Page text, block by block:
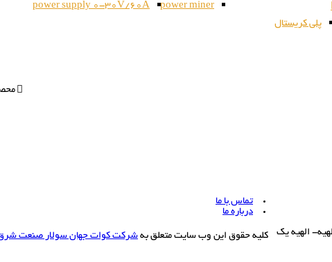
پلی کریستال
power miner
power supply 0-30V/60A
الهیه یک
تماس با ما
درباره ما
کلیه حقوق این وب سایت متعلق به شرکت کوات جهان سولار صنعت